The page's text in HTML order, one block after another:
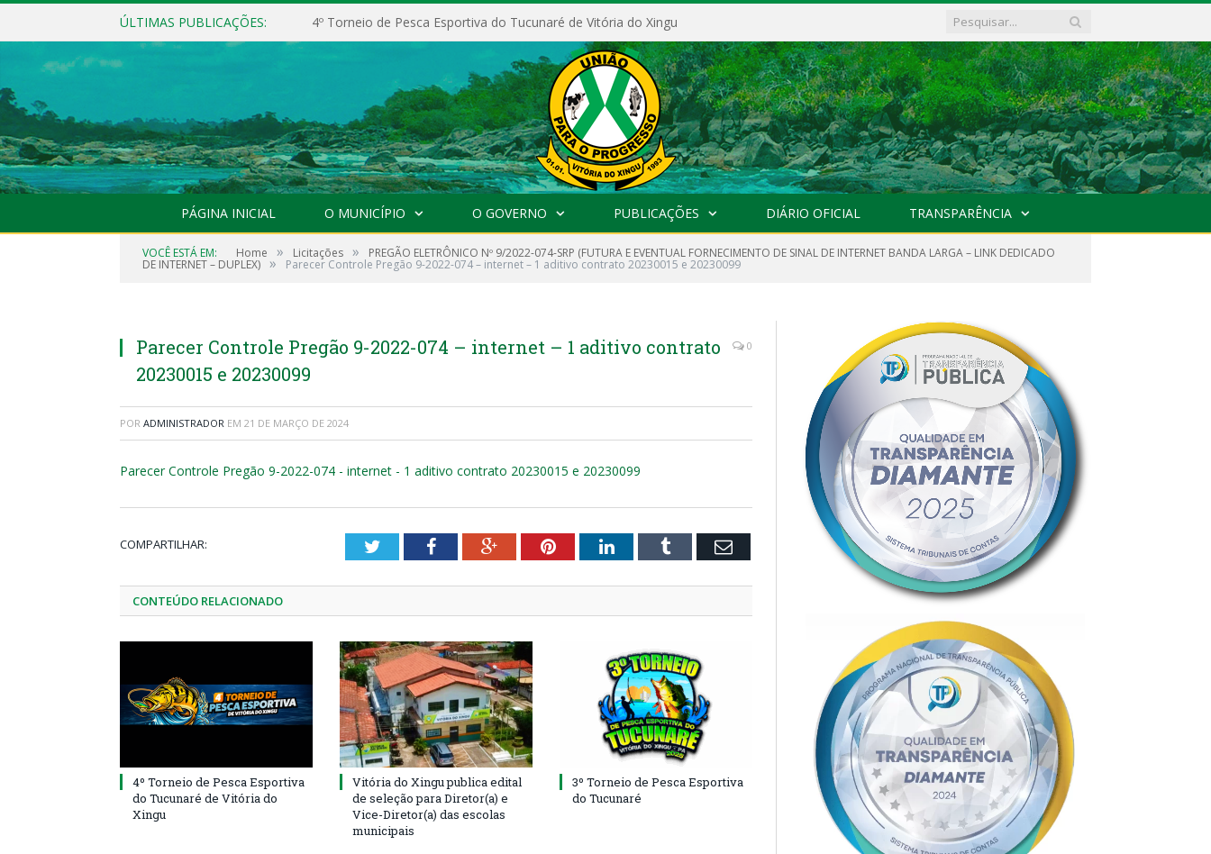
ÚLTIMAS PUBLICAÇÕES: 4º Torneio de Pesca Esportiva do Tucunaré de Vitória do Xingu
PÁGINA INICIAL O MUNICÍPIO O GOVERNO PUBLICAÇÕES DIÁRIO OFICIAL TRANSPARÊNCIA
VOCÊ ESTÁ EM: Home » Licitações » PREGÃO ELETRÔNICO Nº 9/2022-074-SRP (FUTURA E EVENTUAL FORNECIMENTO DE SINAL DE INTERNET BANDA LARGA – LINK DEDICADO
DE INTERNET – DUPLEX) » Parecer Controle Pregão 9-2022-074 – internet – 1 aditivo contrato 20230015 e 20230099
Parecer Controle Pregão 9-2022-074 – internet – 1 aditivo contrato
20230015 e 20230099
0
POR ADMINISTRADOR EM 21 DE MARÇO DE 2024
Parecer Controle Pregão 9-2022-074 - internet - 1 aditivo contrato 20230015 e 20230099
COMPARTILHAR: TwitterFacebookGoogle+PinterestLinkedInTumblr Email
CONTEÚDO RELACIONADO
4º Torneio de Pesca Esportiva
do Tucunaré de Vitória do
Xingu
Vitória do Xingu publica edital
de seleção para Diretor(a) e
Vice-Diretor(a) das escolas
municipais
3º Torneio de Pesca Esportiva
do Tucunaré